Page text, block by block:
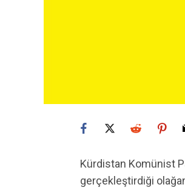
Kürdistan Komünist
gerçekleştirdiği